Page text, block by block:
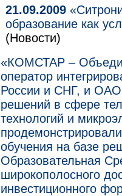
21.09.2009
образование как
(Новости)
«КОМСТАР –
оператор
России и СНГ, и
решений в сфере
технологий и
обучения на базе
Образовательная
широкополосного
инвестиционного